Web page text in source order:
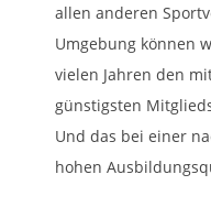
allen anderen
Umgebung können
vielen Jahren den
günstigsten
Und das bei einer
hohen